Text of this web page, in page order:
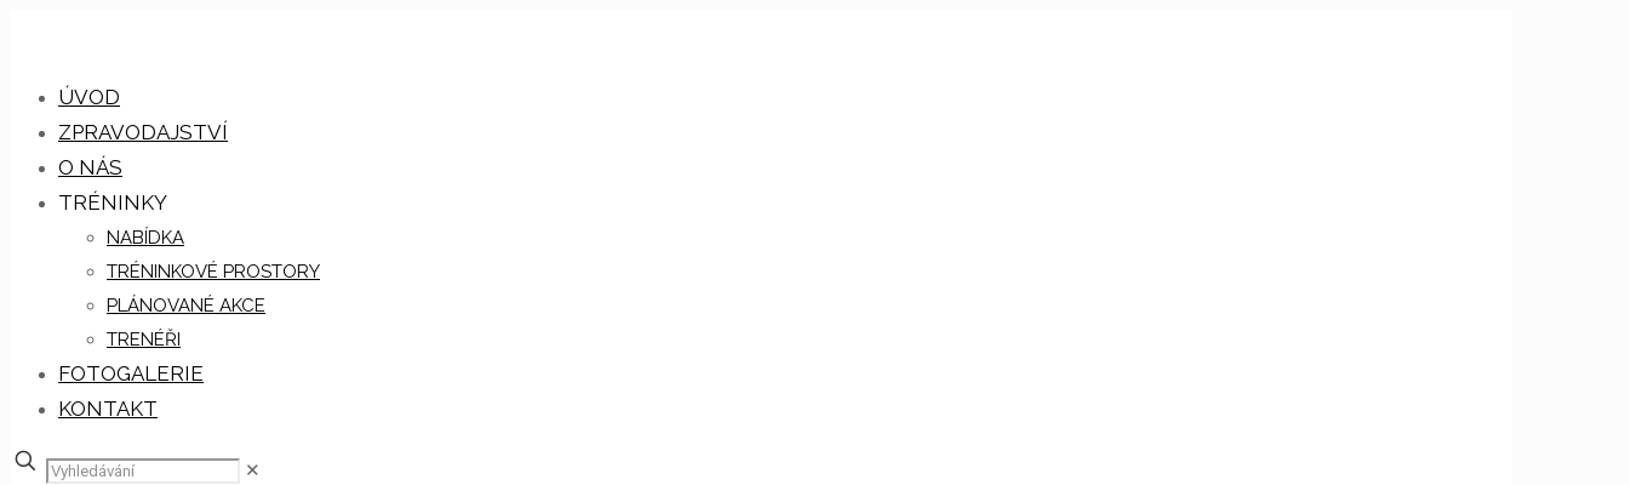
ÚVOD
ZPRAVODAJSTVÍ
O NÁS
TRÉNINKY
NABÍDKA
TRÉNINKOVÉ PROSTORY
PLÁNOVANÉ AKCE
TRENÉŘI
FOTOGALERIE
KONTAKT
✕